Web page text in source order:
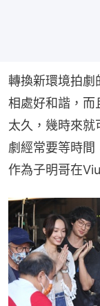
轉換新環境拍劇
相處好和諧，而
太久，幾時來就
劇經常要等時間
作為子明哥在